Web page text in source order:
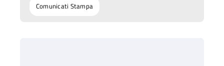
Comunicati Stampa